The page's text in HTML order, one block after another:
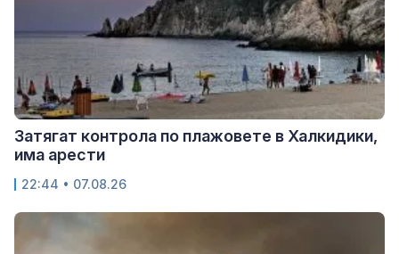
Затягат контрола по плажовете в Халкидики,
има арести
22:44 • 07.08.26